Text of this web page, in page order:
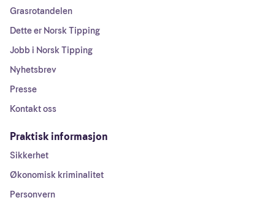
Grasrotandelen
Dette er Norsk Tipping
Jobb i Norsk Tipping
Nyhetsbrev
Presse
Kontakt oss
Praktisk informasjon
Sikkerhet
Økonomisk kriminalitet
Personvern